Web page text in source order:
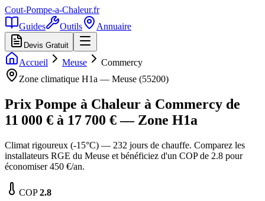
Cout-Pompe-a-Chaleur.fr
Guides
Outils Annuaire
Devis Gratuit
Accueil Meuse
Commercy
Zone climatique H1a — Meuse (55200)
Prix Pompe à Chaleur à Commercy de
11 000 € à 17 700 € — Zone H1a
Climat rigoureux (-15°C) — 232 jours de chauffe. Comparez les
installateurs RGE du Meuse et bénéficiez d'un COP de 2.8 pour
économiser 450 €/an.
COP2.8